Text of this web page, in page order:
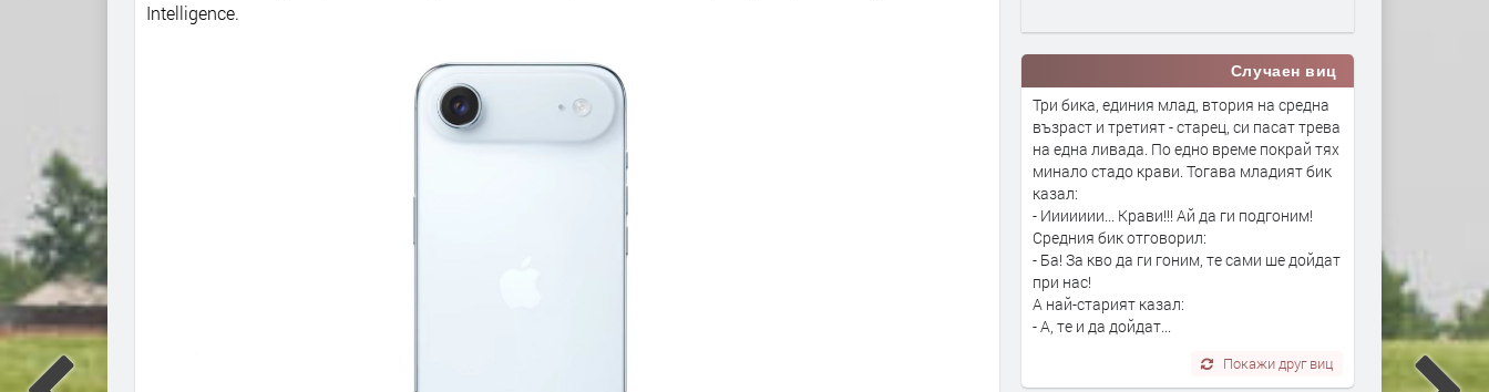
Intelligence.
Случаен виц
Три бика, единия млад, втория на средна
възраст и третият - старец, си пасат трева
на една ливада. По едно време покрай тях
минало стадо крави. Тогава младият бик
казал:
- Иииииии... Крави!!! Ай да ги подгоним!
Средния бик отговорил:
- Ба! За кво да ги гоним, те сами ше дойдат
при нас!
А най-старият казал:
- А, те и да дойдат...
Покажи друг виц